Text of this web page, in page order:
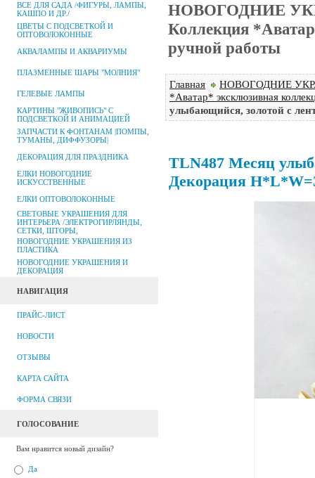
ВСЕ ДЛЯ САДА /ФИГУРЫ, ЛАМПЫ,
КАШПО И ДР./
ЦВЕТЫ С ПОДСВЕТКОЙ И
ОПТОВОЛОКОННЫЕ
АКВАЛАМПЫ И АКВАРИУМЫ
ПЛАЗМЕННЫЕ ШАРЫ "МОЛНИЯ"
ГЕЛЕВЫЕ ЛАМПЫ
КАРТИНЫ "ЖИВОПИСЬ" С
ПОДСВЕТКОЙ И АНИМАЦИЕЙ
ЗАПЧАСТИ К ФОНТАНАМ |ПОМПЫ,
ТУМАНЫ, ДИФФУЗОРЫ|
ДЕКОРАЦИЯ ДЛЯ ПРАЗДНИКА
ЕЛКИ НОВОГОДНИЕ
ИСКУССТВЕННЫЕ
ЕЛКИ ОПТОВОЛОКОННЫЕ
СВЕТОВЫЕ УКРАШЕНИЯ ДЛЯ
ИНТЕРЬЕРА /ЭЛЕКТРОГИРЛЯНДЫ,
СЕТКИ, ШТОРЫ,
НОВОГОДНИЕ УКРАШЕНИЯ ИЗ
ПЛАСТИКА
НОВОГОДНИЕ УКРАШЕНИЯ И
ДЕКОРАЦИЯ
НАВИГАЦИЯ
ПРАЙС-ЛИСТ
НОВОСТИ
ОТЗЫВЫ
КАРТА САЙТА
ФОРМА СВЯЗИ
ГОЛОСОВАНИЕ
Вам нравится новый дизайн?
Да
НОВОГОДНИЕ
Коллекция
ручной работы
Главная
НОВОГОДНИЕ
*Аватар* эксклюзивная
улыбающийся, золотой с
TLN487 Месяц
Декорация